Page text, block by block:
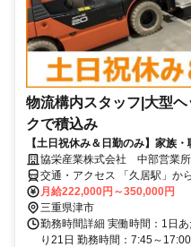
物流構内スタッフ|大型
クで積込み
【土日祝休み＆日勤のみ】家族
協栄産業株式会社 中部営業所
交通・アクセス 「久居駅」か
月給222,000円～350,000円
三重県津市
勤務時間詳細 実働時間：1日
り21日 勤務時間：7:45～